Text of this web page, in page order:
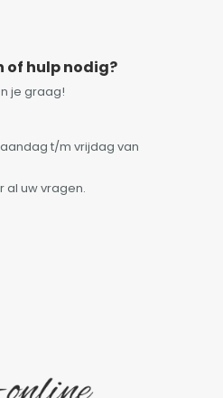
of hulp nodig?
je graag!
t/m vrijdag van
al uw vragen.